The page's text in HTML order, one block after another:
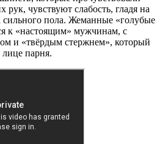
рук, чувствуют слабость, гладя на
сильного пола. Жеманные «голубые
к «настоящим» мужчинам, с
и «твёрдым стержнем», который
парня.